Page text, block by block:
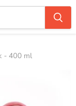
- 400 ml